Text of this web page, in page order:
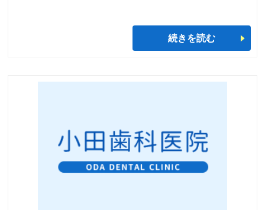
続きを読む